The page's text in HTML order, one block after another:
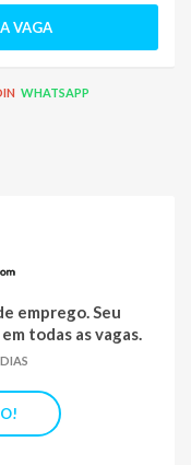
VAGA
WHATSAPP
emprego. Seu
todas as vagas.